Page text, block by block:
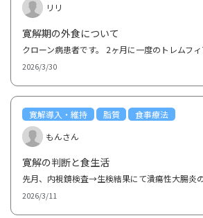
リリ
寛解期の外食について
2026/3/30
寛解導入・維持 脂質
食事療法
もんさん
寛解の判断と食生活
2026/3/11